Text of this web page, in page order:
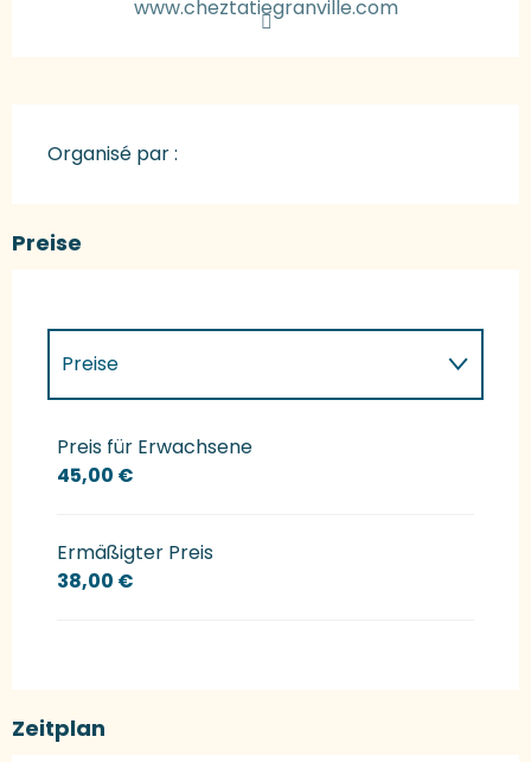
www.cheztatiegranville.com
Organisé par :
Preise
Preise
Preise 2027
Preis für Erwachsene
45,00 €
Ermäßigter Preis
38,00 €
Zeitplan